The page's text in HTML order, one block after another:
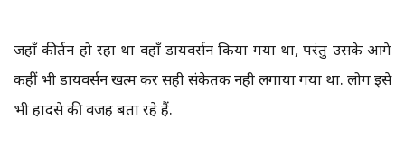
जहाँ कीर्तन हो रहा था वहाँ डायवर्सन किया गया था, परंतु उसके आगे
कहीं भी डायवर्सन खत्म कर सही संकेतक नही लगाया गया था. लोग इसे
भी हादसे की वजह बता रहे हैं.